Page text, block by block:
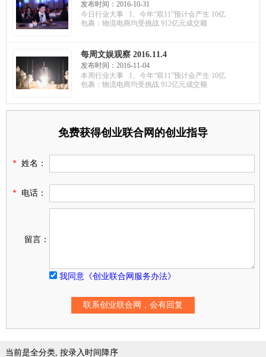
亿包裹，发改委将严打“虚构原
价“；邓亚萍发起50亿体育产业
基金；中通快递上市首日开盘
发布时间：2016-10-31
今日行业大事 1、今年“双11”预计会产生 10亿
包裹：物流电商均受挑战 912亿元成交额
每周文娱观察 2016.11.4
发布时间：2016-11-04
本周行业大事 1、今年“双11”预计会产生 10亿
包裹：物流电商均受挑战 912亿元成交额
免费获得创业联合网的创业指导
* 姓名：
* 电话：
留言：
我同意《创业联合网服务办法》
当前是全分类, 按录入时间降序